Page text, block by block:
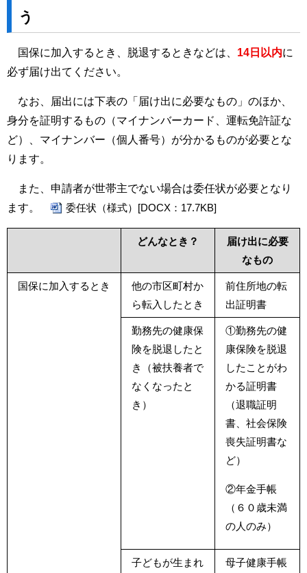
う
国保に加入するとき、脱退するときなどは、 14日以内に
必ず届け出てください。
なお、届出には下表の「届け出に必要なもの」のほか、
身分を証明するもの（マイナンバーカード、運転免許証な
ど）、マイナンバー（個人番号）が分かるものが必要とな
ります。
また、申請者が世帯主でない場合は委任状が必要となり
ます。
委任状（様式）[DOCX：17.7KB]
どんなとき？
届け出に必要
なもの
国保に加入するとき
他の市区町村か
ら転入したとき
前住所地の転
出証明書
勤務先の健康保
険を脱退したと
き（被扶養者で
なくなったと
き）
①勤務先の健
康保険を脱退
したことがわ
かる証明書
（退職証明
書、社会保険
喪失証明書な
ど）
②年金手帳
（６０歳未満
の人のみ）
子どもが生まれ
母子健康手帳